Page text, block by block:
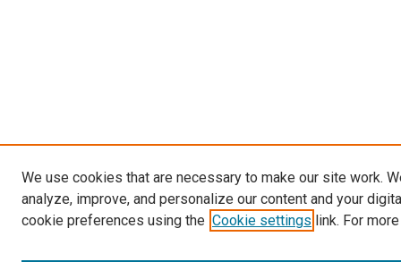
We use cookies that are necessary to make our site work.
analyze, improve, and personalize our content and your
cookie preferences using the Cookie settings link. For